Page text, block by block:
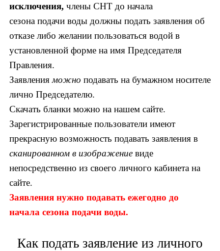
исключения, члены СНТ до начала
сезона подачи воды должны подать заявления об
отказе либо желании пользоваться водой в
установленной форме на имя Председателя
Правления.
Заявленияможно подавать на бумажном носителе
лично Председателю.
Скачать бланки можно на нашем сайте.
Зарегистрированные пользователи имеют
прекрасную возможность подавать заявления в
сканированном в изображение виде
непосредственно из своего личного кабинета на
сайте.
Заявления нужно подавать ежегодно до
начала сезона подачи воды.
Как подать заявление из личного